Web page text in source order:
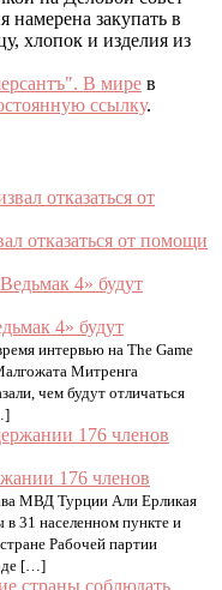
закупать в
хлопок и изделия из
В мире в
ссылку.
отказаться от помощи
4» будут
интервью на The Game
Митренга
чем будут отличаться
176 членов
МВД Турции Али Ерликая
31 населенном пункте и
Рабочей партии
[…]